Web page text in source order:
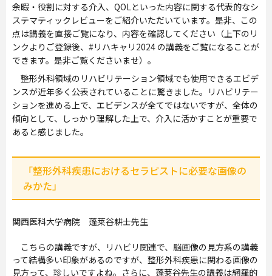
余暇・役割に対する介入、QOLといった内容に関する代表的なシ
ステマティックレビューをご紹介いただいています。是非、この
点は講義を直接ご覧になり、内容を確認してください（上下のリ
ンクよりご登録後、#リハキャリ2024 の講義をご覧になることが
できます。是非ご覧くださいませ）。
整形外科領域のリハビリテーション領域でも使用できるエビデ
ンスが近年多く公表されていることに驚きました。リハビリテー
ションを進める上で、エビデンスが全てではないですが、全体の
傾向として、しっかり理解した上で、介入に活かすことが重要で
あると感じました。
「整形外科疾患におけるセラピストに必要な画像の
みかた」
関西医科大学病院 蓬莱谷耕士先生
こちらの講義ですが、リハビリ関連で、脳画像の見方系の講義
って結構多い印象があるのですが、整形外科疾患に関わる画像の
見方って、珍しいですよね。さらに、蓬莱谷先生の講義は網羅的